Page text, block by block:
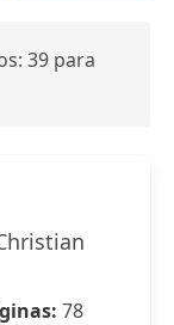
39 para
78